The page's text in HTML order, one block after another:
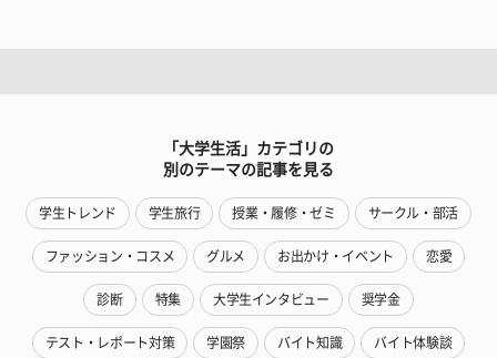
「大学生活」カテゴリの
別のテーマの記事を見る
学生トレンド 学生旅行 授業・履修・ゼミ サークル・部活
ファッション・コスメ グルメ お出かけ・イベント 恋愛
診断 特集 大学生インタビュー 奨学金
テスト・レポート対策 学園祭 バイト知識 バイト体験談